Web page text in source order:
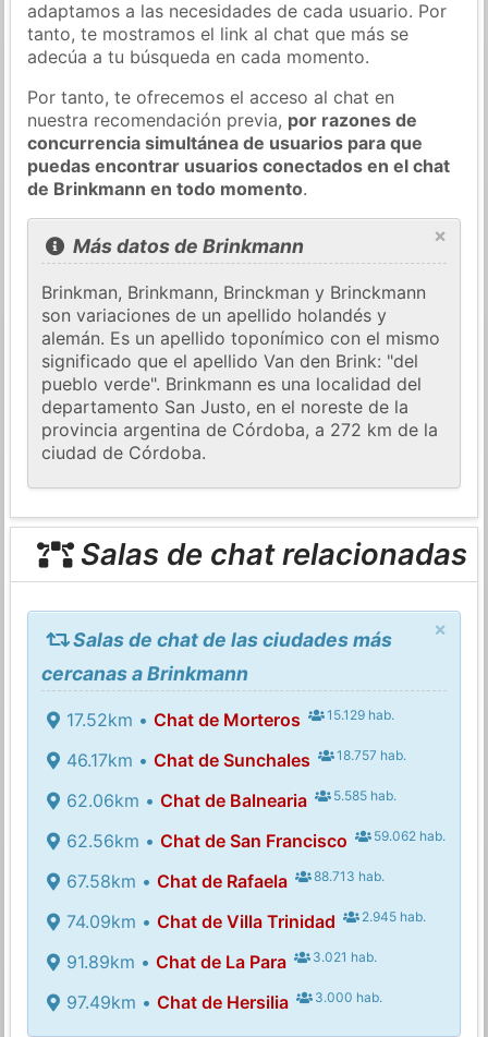
adaptamos a las necesidades de cada usuario. Por
tanto, te mostramos el link al chat que más se
adecúa a tu búsqueda en cada momento.
Por tanto, te ofrecemos el acceso al chat en
nuestra recomendación previa, por razones de
concurrencia simultánea de usuarios para que
puedas encontrar usuarios conectados en el chat
de Brinkmann en todo momento.
×
Más datos de Brinkmann
Brinkman, Brinkmann, Brinckman y Brinckmann
son variaciones de un apellido holandés y
alemán. Es un apellido toponímico con el mismo
significado que el apellido Van den Brink: "del
pueblo verde". Brinkmann es una localidad del
departamento San Justo, en el noreste de la
provincia argentina de Córdoba, a 272 km de la
ciudad de Córdoba.
Salas de chat relacionadas
×
Salas de chat de las ciudades más
cercanas a Brinkmann
17.52km • Chat de Morteros 15.129 hab.
46.17km • Chat de Sunchales 18.757 hab.
62.06km • Chat de Balnearia 5.585 hab.
62.56km • Chat de San Francisco 59.062 hab.
67.58km • Chat de Rafaela 88.713 hab.
74.09km • Chat de Villa Trinidad 2.945 hab.
91.89km • Chat de La Para 3.021 hab.
97.49km • Chat de Hersilia 3.000 hab.